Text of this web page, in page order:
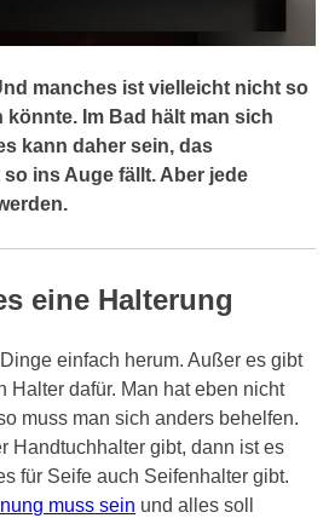
manches ist vielleicht nicht so
Im Bad hält man sich
kann daher sein, das
ins Auge fällt. Aber jede
eine Halterung
einfach herum. Außer es gibt
Halter dafür. Man hat eben nicht
muss man sich anders behelfen.
Handtuchhalter gibt, dann ist es
für Seife auch Seifenhalter gibt.
muss sein und alles soll